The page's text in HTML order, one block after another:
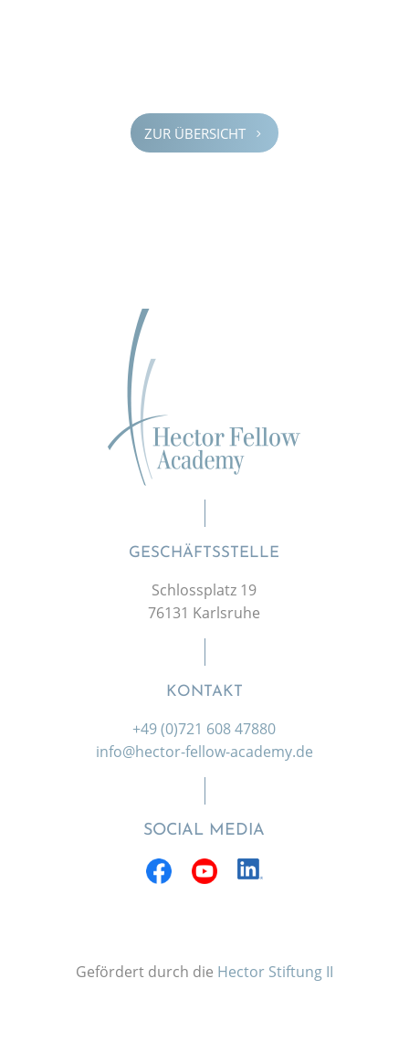
ZUR ÜBERSICHT 5
GESCHÄFTSSTELLE
Schlossplatz 19
76131 Karlsruhe
KONTAKT
+49 (0)721 608 47880
info@hector-fellow-academy.de
SOCIAL MEDIA
Gefördert durch die Hector Stiftung II